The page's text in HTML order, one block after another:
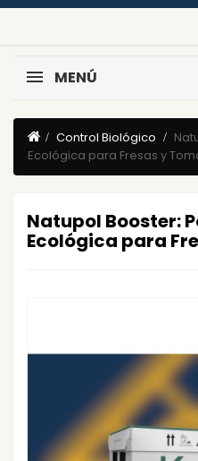
MENÚ
Control Biológico
Ecológica para Fresas y
Natupol Booster:
Ecológica para